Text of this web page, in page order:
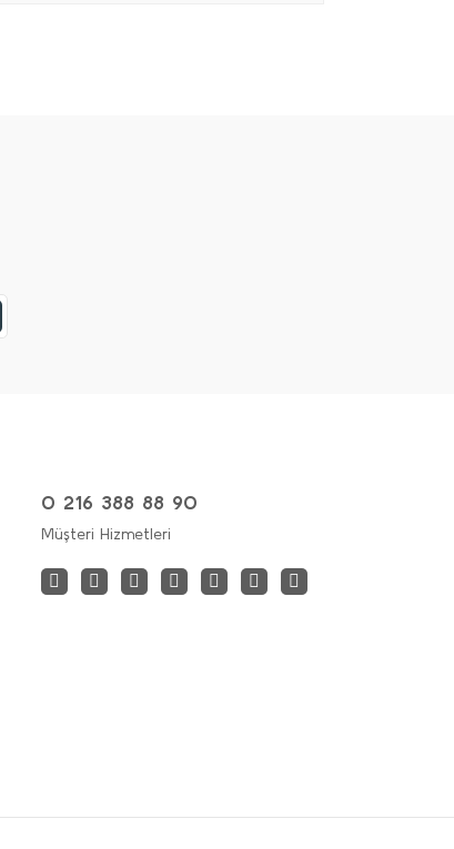
0 216 388 88 90
Müşteri Hizmetleri